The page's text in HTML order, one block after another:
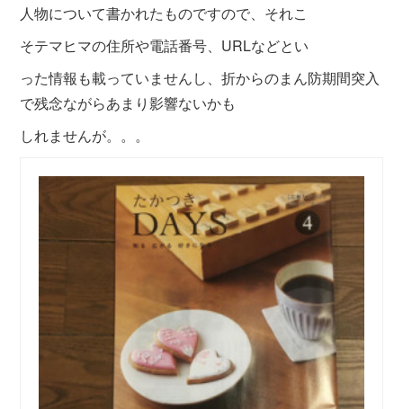
人物について書かれたものですので、それこ
そテマヒマの住所や電話番号、URLなどとい
った情報も載っていませんし、折からのまん防期間突入
で残念ながらあまり影響ないかも
しれませんが。。。